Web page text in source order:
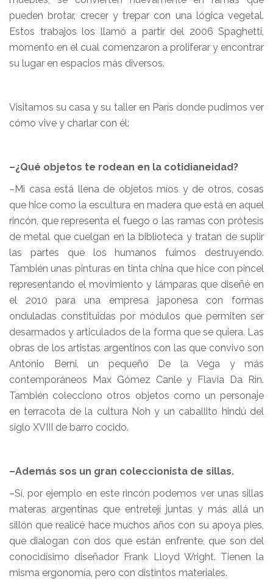
pueden brotar, crecer y trepar con una lógica vegetal.
Estos trabajos los llamó a partir del 2006 Spaghetti,
momento en el cual comenzaron a proliferar y encontrar
su lugar en espacios más diversos.
Visitamos su casa y su taller en París donde pudimos ver
cómo vive y charlar con él:
–¿Qué objetos te rodean en la cotidianeidad?
–Mi casa está llena de objetos míos y de otros, cosas
que hice como la escultura en madera que está en aquel
rincón, que representa el fuego o las ramas con prótesis
de metal que cuelgan en la biblioteca y tratan de suplir
las partes que los humanos fuimos destruyendo.
También unas pinturas en tinta china que hice con pincel
representando el movimiento y lámparas que diseñé en
el 2010 para una empresa japonesa con formas
onduladas constituidas por módulos que permiten ser
desarmados y articulados de la forma que se quiera. Las
obras de los artistas argentinos con las que convivo son
Antonio Berni, un pequeño De la Vega y más
contemporáneos Max Gómez Canle y Flavia Da Rin.
También colecciono otros objetos como un personaje
en terracota de la cultura Noh y un caballito hindú del
siglo XVIII de barro cocido.
–Además sos un gran coleccionista de sillas.
–Sí, por ejemplo en este rincón podemos ver unas sillas
materas argentinas que entretejí juntas y más allá un
sillón que realicé hace muchos años con su apoya pies,
que dialogan con dos que están enfrente, que son del
conocidísimo diseñador Frank Lloyd Wright. Tienen la
misma ergonomía, pero con distintos materiales.